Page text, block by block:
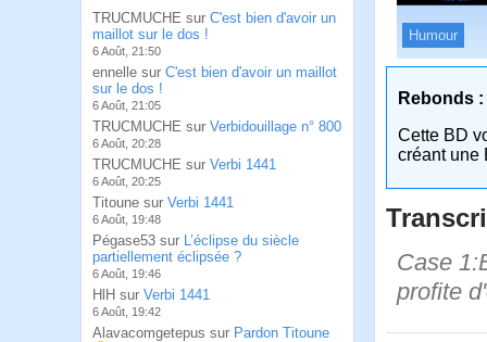
TRUCMUCHE sur C'est bien d'avoir un
maillot sur le dos !
6 Août, 21:50
ennelle sur C'est bien d'avoir un maillot
sur le dos !
6 Août, 21:05
TRUCMUCHE sur Verbidouillage n° 800
6 Août, 20:28
TRUCMUCHE sur Verbi 1441
6 Août, 20:25
Titoune sur Verbi 1441
6 Août, 19:48
Pégase53 sur L’éclipse du siècle
partiellement éclipsée ?
6 Août, 19:46
HlH sur Verbi 1441
6 Août, 19:42
Alavacomgetepus sur Pardon Titoune
Humour
Rebonds :
Cette BD
créant une
Case
profite